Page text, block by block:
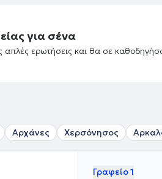
για σένα
απλές ερωτήσεις και θα σε
Αρχάνες Χερσόνησος
Γραφείο 1